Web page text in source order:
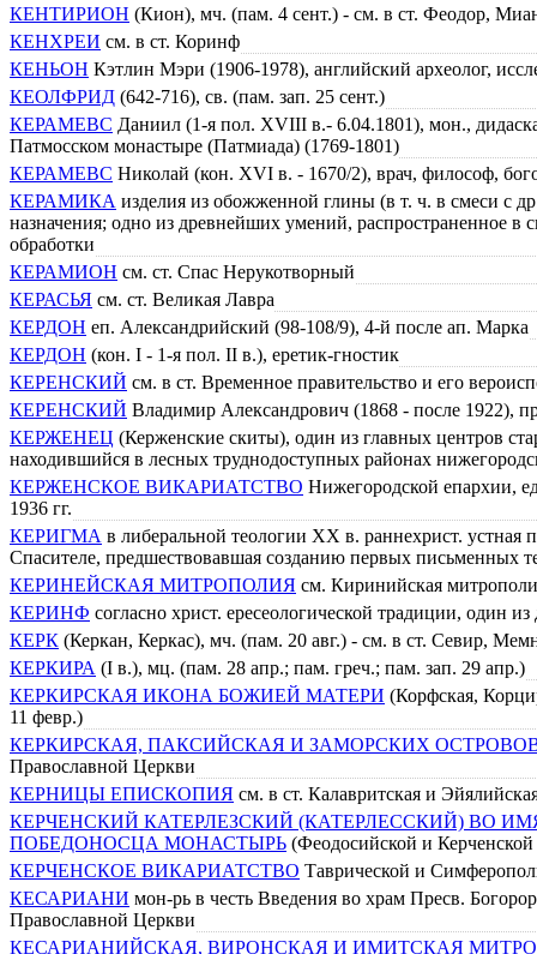
КЕНТИРИОН (Кион), мч. (пам. 4 сент.) - см. в ст. Феодор,
КЕНХРЕИ см. в ст. Коринф
КЕНЬОН Кэтлин Мэри (1906-1978), английский археолог,
КЕОЛФРИД (642-716), св. (пам. зап. 25 сент.)
КЕРАМЕВС Даниил (1-я пол. XVIII в.- 6.04.1801), мон.,
Патмосском монастыре (Патмиада) (1769-1801)
КЕРАМЕВС Николай (кон. XVI в. - 1670/2), врач, философ,
КЕРАМИКА изделия из обожженной глины (в т. ч. в смеси с
назначения; одно из древнейших умений, распространенное в
обработки
КЕРАМИОН см. ст. Спас Нерукотворный
КЕРАСЬЯ см. ст. Великая Лавра
КЕРДОН еп. Александрийский (98-108/9), 4-й после ап. Марка
КЕРДОН (кон. I - 1-я пол. II в.), еретик-гностик
КЕРЕНСКИЙ см. в ст. Временное правительство и его
КЕРЕНСКИЙ Владимир Александрович (1868 - после 1922),
КЕРЖЕНЕЦ (Керженские скиты), один из главных центров
находившийся в лесных труднодоступных районах
КЕРЖЕНСКОЕ ВИКАРИАТСТВО Нижегородской епархии,
1936 гг.
КЕРИГМА в либеральной теологии XХ в. раннехрист.
Спасителе, предшествовавшая созданию первых письменных
КЕРИНЕЙСКАЯ МИТРОПОЛИЯ см. Киринийская
КЕРИНФ согласно христ. ересеологической традиции, один
КЕРК (Керкан, Керкас), мч. (пам. 20 авг.) - см. в ст. Севир,
КЕРКИРА (I в.), мц. (пам. 28 апр.; пам. греч.; пам. зап. 29 апр.)
КЕРКИРСКАЯ ИКОНА БОЖИЕЙ МАТЕРИ (Корфская,
11 февр.)
КЕРКИРСКАЯ, ПАКСИЙСКАЯ И ЗАМОРСКИХ
Православной Церкви
КЕРНИЦЫ ЕПИСКОПИЯ см. в ст. Калавритская и
КЕРЧЕНСКИЙ КАТЕРЛЕЗСКИЙ (КАТЕРЛЕССКИЙ) ВО
ПОБЕДОНОСЦА МОНАСТЫРЬ (Феодосийской и
КЕРЧЕНСКОЕ ВИКАРИАТСТВО Таврической и
КЕСАРИАНИ мон-рь в честь Введения во храм Пресв.
Православной Церкви
КЕСАРИАНИЙСКАЯ, ВИРОНСКАЯ И ИМИТСКАЯ